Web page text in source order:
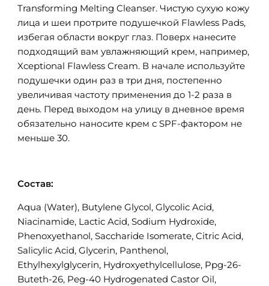
Transforming Melting Cleanser. Чистую сухую кожу
лица и шеи протрите подушечкой Flawless Pads,
избегая области вокруг глаз. Поверх нанесите
подходящий вам увлажняющий крем, например,
Xceptional Flawless Cream. В начале используйте
подушечки один раз в три дня, постепенно
увеличивая частоту применения до 1-2 раза в
день. Перед выходом на улицу в дневное время
обязательно наносите крем с SPF-фактором не
меньше 30.
Состав:
Aqua (Water), Butylene Glycol, Glycolic Acid,
Niacinamide, Lactic Acid, Sodium Hydroxide,
Phenoxyethanol, Saccharide Isomerate, Citric Acid,
Salicylic Acid, Glycerin, Panthenol,
Ethylhexylglycerin, Hydroxyethylcellulose, Ppg-26-
Buteth-26, Peg-40 Hydrogenated Castor Oil,